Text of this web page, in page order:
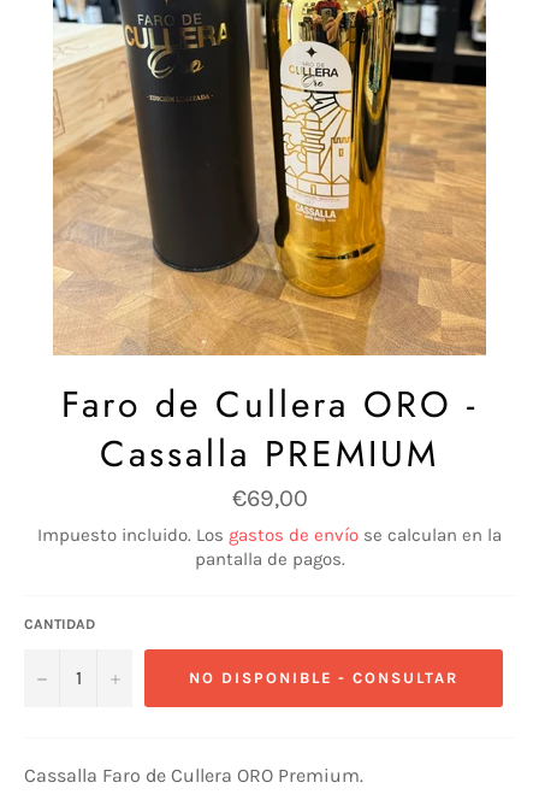
Faro de Cullera ORO -
Cassalla PREMIUM
Precio
habitual
€69,00
Impuesto incluido. Los gastos de envío se calculan en la
pantalla de pagos.
CANTIDAD
− + NO DISPONIBLE - CONSULTAR
Cassalla Faro de Cullera ORO Premium.